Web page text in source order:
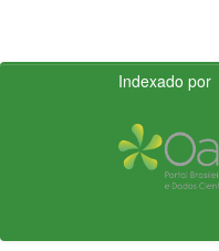
Indexado por